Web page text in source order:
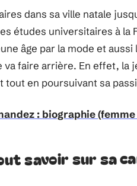
dans sa ville natale
études universitaires à
âge par la mode et aussi
va faire arrière. En effet,
tout en poursuivant sa
: biographie
savoir sur sa